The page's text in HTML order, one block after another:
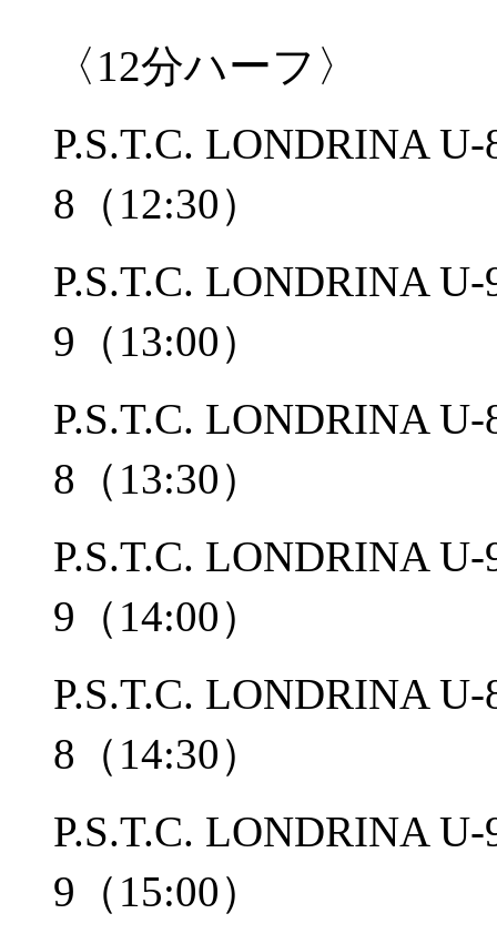
〈12分ハーフ〉
P.S.T.C. LONDRINA
8（12:30）
P.S.T.C. LONDRINA
9（13:00）
P.S.T.C. LONDRINA
8（13:30）
P.S.T.C. LONDRINA
9（14:00）
P.S.T.C. LONDRINA
8（14:30）
P.S.T.C. LONDRINA
9（15:00）